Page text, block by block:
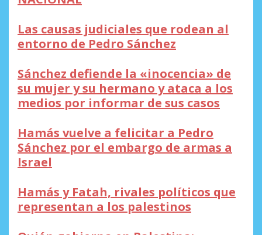
Las causas judiciales que rodean al
entorno de Pedro Sánchez
Sánchez defiende la «inocencia» de
su mujer y su hermano y ataca a los
medios por informar de sus casos
Hamás vuelve a felicitar a Pedro
Sánchez por el embargo de armas a
Israel
Hamás y Fatah, rivales políticos que
representan a los palestinos